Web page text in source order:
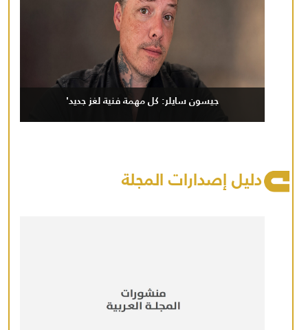
جيسون سايلر: كل مهمة فنية لغز جديد'
دليل إصدارات المجلة